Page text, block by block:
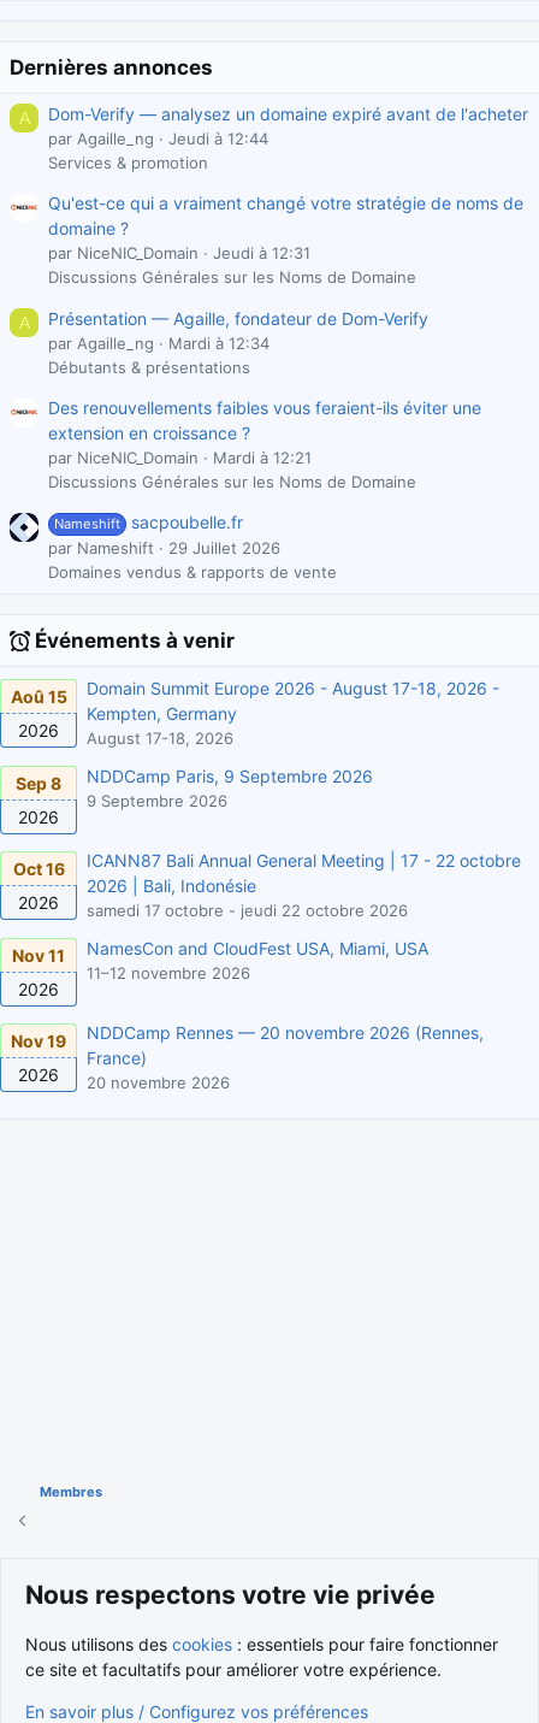
Dernières annonces
A Dom-Verify — analysez un domaine expiré avant de l'acheter
par Agaille_ng
Jeudi à 12:44
Services & promotion
Qu'est-ce qui a vraiment changé votre stratégie de noms de
domaine ?
par NiceNIC_Domain
Jeudi à 12:31
Discussions Générales sur les Noms de Domaine
A Présentation — Agaille, fondateur de Dom-Verify
par Agaille_ng
Mardi à 12:34
Débutants & présentations
Des renouvellements faibles vous feraient-ils éviter une
extension en croissance ?
par NiceNIC_Domain
Mardi à 12:21
Discussions Générales sur les Noms de Domaine
Nameshift sacpoubelle.fr
par Nameshift
29 Juillet 2026
Domaines vendus & rapports de vente
Événements à venir
Aoû 15
2026
Domain Summit Europe 2026 - August 17-18, 2026 -
Kempten, Germany
August 17-18, 2026
Sep 8
2026
NDDCamp Paris, 9 Septembre 2026
9 Septembre 2026
Oct 16
2026
ICANN87 Bali Annual General Meeting | 17 - 22 octobre
2026 | Bali, Indonésie
samedi 17 octobre - jeudi 22 octobre 2026
Nov 11
2026
NamesCon and CloudFest USA, Miami, USA
11–12 novembre 2026
Nov 19
2026
NDDCamp Rennes — 20 novembre 2026 (Rennes,
France)
20 novembre 2026
Membres
Cookies
Politique de confidentialité
Aide Accueil
R
S
S
Traduction française parXenForo FR|Media embeds via s9e/MediaSites
Nous respectons votre vie privée
Nous utilisons des cookies : essentiels pour faire fonctionner
ce site et facultatifs pour améliorer votre expérience.
En savoir plus / Configurez vos préférences